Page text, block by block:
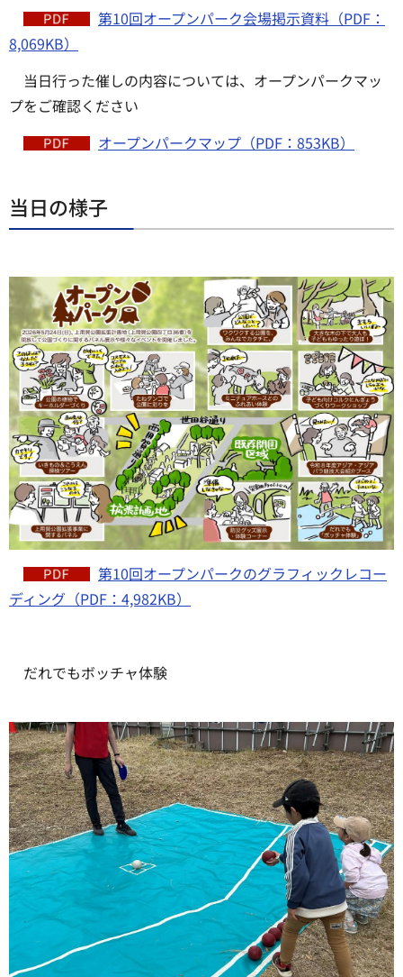
第10回オープンパーク会場掲示資料（PDF：
8,069KB）
当日行った催しの内容については、オープンパークマッ
プをご確認ください
オープンパークマップ（PDF：853KB）
当日の様子
第10回オープンパークのグラフィックレコー
ディング（PDF：4,982KB）
だれでもボッチャ体験